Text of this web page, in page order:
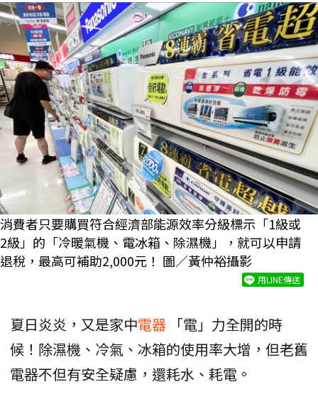
消費者只要購買符合經濟部能源效率分級標示「1級或
2級」的「冷暖氣機、電冰箱、除濕機」，就可以申請
退稅，最高可補助2,000元！ 圖／黃仲裕攝影
用LINE傳送
夏日炎炎，又是家中電器
「電」力全開的時
候！除濕機、冷氣、冰箱的使用率大增，但老舊
電器不但有安全疑慮，還耗水、耗電。